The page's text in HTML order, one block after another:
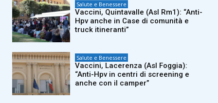
Salute e Benessere
Vaccini, Quintavalle (Asl Rm1): “Anti-
Hpv anche in Case di comunità e
truck itineranti”
Salute e Benessere
Vaccini, Lacerenza (Asl Foggia):
“Anti-Hpv in centri di screening e
anche con il camper”